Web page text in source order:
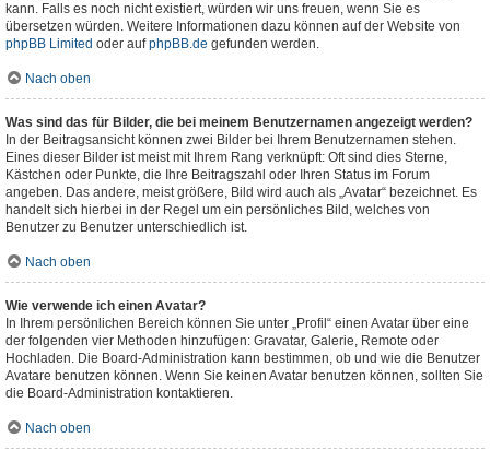
kann. Falls es noch nicht existiert, würden wir uns freuen, wenn Sie es
übersetzen würden. Weitere Informationen dazu können auf der Website von
phpBB Limited oder aufphpBB.de gefunden werden.
Nach oben
Was sind das für Bilder, die bei meinem Benutzernamen angezeigt werden?
In der Beitragsansicht können zwei Bilder bei Ihrem Benutzernamen stehen.
Eines dieser Bilder ist meist mit Ihrem Rang verknüpft: Oft sind dies Sterne,
Kästchen oder Punkte, die Ihre Beitragszahl oder Ihren Status im Forum
angeben. Das andere, meist größere, Bild wird auch als „Avatar“ bezeichnet. Es
handelt sich hierbei in der Regel um ein persönliches Bild, welches von
Benutzer zu Benutzer unterschiedlich ist.
Nach oben
Wie verwende ich einen Avatar?
In Ihrem persönlichen Bereich können Sie unter „Profil“ einen Avatar über eine
der folgenden vier Methoden hinzufügen: Gravatar, Galerie, Remote oder
Hochladen. Die Board-Administration kann bestimmen, ob und wie die Benutzer
Avatare benutzen können. Wenn Sie keinen Avatar benutzen können, sollten Sie
die Board-Administration kontaktieren.
Nach oben